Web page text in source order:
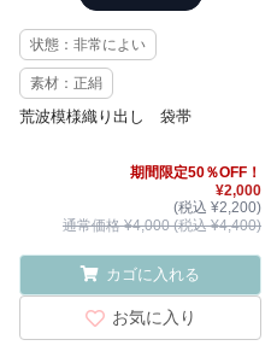
状態：非常によい
素材：正絹
荒波模様織り出し 袋帯
期間限定50％OFF！
¥2,000
(税込 ¥2,200)
通常価格 ¥4,000 (税込 ¥4,400)
カゴに入れる
お気に入り